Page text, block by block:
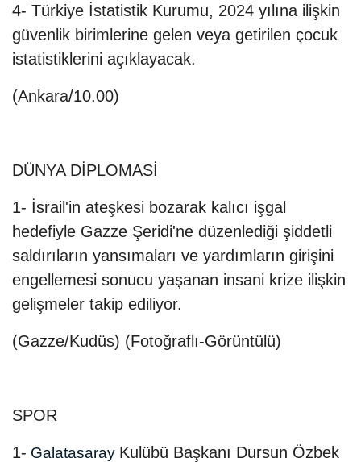
4- Türkiye İstatistik Kurumu, 2024 yılına ilişkin
güvenlik birimlerine gelen veya getirilen çocuk
istatistiklerini açıklayacak.
(Ankara/10.00)
DÜNYA DİPLOMASİ
1- İsrail'in ateşkesi bozarak kalıcı işgal
hedefiyle Gazze Şeridi'ne düzenlediği şiddetli
saldırıların yansımaları ve yardımların girişini
engellemesi sonucu yaşanan insani krize ilişkin
gelişmeler takip ediliyor.
(Gazze/Kudüs) (Fotoğraflı-Görüntülü)
SPOR
1- Galatasaray Kulübü Başkanı Dursun Özbek